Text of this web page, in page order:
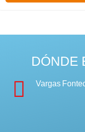
DÓNDE
Vargas